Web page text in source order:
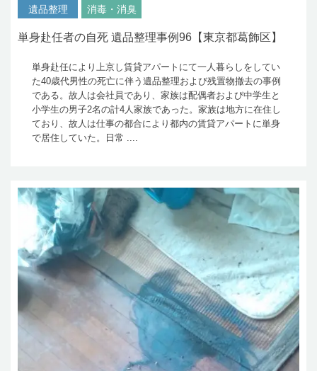
遺品整理 消毒・消臭
単身赴任者の自死 遺品整理事例96【東京都葛飾区】
単身赴任により上京し賃貸アパートにて一人暮らしをしてい
た40歳代男性の死亡に伴う遺品整理および残置物撤去の事例
である。故人は会社員であり、家族は配偶者および中学生と
小学生の男子2名の計4人家族であった。家族は地方に在住し
ており、故人は仕事の都合により都内の賃貸アパートに単身
で居住していた。日常 ....